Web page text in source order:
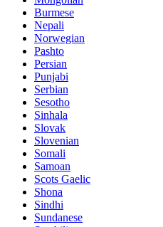
Burmese
Nepali
Norwegian
Pashto
Persian
Punjabi
Serbian
Sesotho
Sinhala
Slovak
Slovenian
Somali
Samoan
Scots Gaelic
Shona
Sindhi
Sundanese